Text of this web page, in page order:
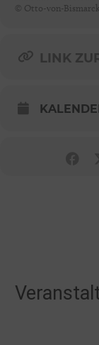
© Otto-von-
LINK